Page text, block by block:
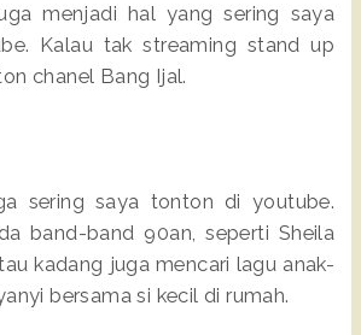
menjadi hal yang sering saya
Kalau tak streaming stand up
chanel Bang Ijal.
sering saya tonton di youtube.
band-band 90an, seperti Sheila
kadang juga mencari lagu anak-
bersama si kecil di rumah.